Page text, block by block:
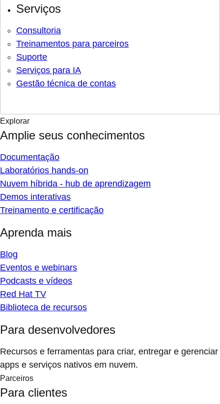
Serviços
Consultoria
Treinamentos para parceiros
Suporte
Serviços para IA
Gestão técnica de contas
Explorar
Amplie seus conhecimentos
Documentação
Laboratórios hands-on
Nuvem híbrida - hub de aprendizagem
Demos interativas
Treinamento e certificação
Aprenda mais
Blog
Eventos e webinars
Podcasts e vídeos
Red Hat TV
Biblioteca de recursos
Para desenvolvedores
Recursos e ferramentas para criar, entregar e gerenciar
apps e serviços nativos em nuvem.
Parceiros
Para clientes